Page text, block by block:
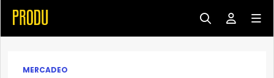
MERCADEO